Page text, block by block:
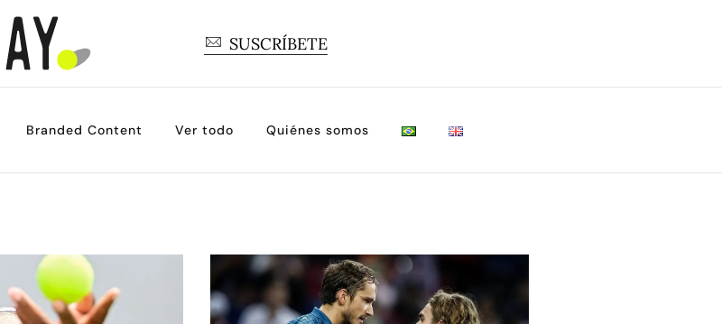
SUSCRÍBETE
Branded Content Ver todo Quiénes somos